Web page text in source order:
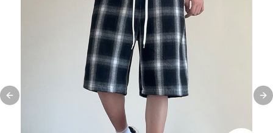
Previous slide